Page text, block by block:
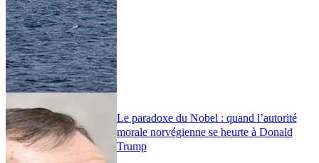
Le paradoxe du Nobel : quand l’autorité
morale norvégienne se heurte à Donald
Trump